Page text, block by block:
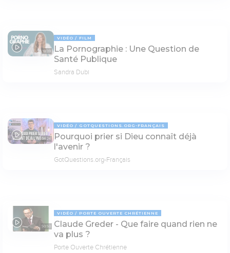
18:39
VIDÉO FILM
La Pornographie : Une Question de
Santé Publique
Sandra Dubi
04:24
VIDÉO GOTQUESTIONS.ORG-FRANÇAIS
Pourquoi prier si Dieu connaît déjà
l'avenir ?
GotQuestions.org-Français
50:50
VIDÉO PORTE OUVERTE CHRÉTIENNE
Claude Greder - Que faire quand rien ne
va plus ?
Porte Ouverte Chrétienne